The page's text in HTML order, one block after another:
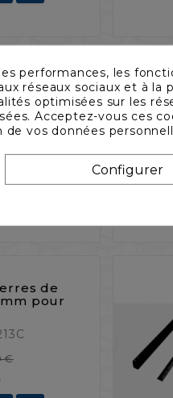
simple à
de
pour
€Prix de base
Prix
performances, les
réseaux sociaux et à la
optimisées sur les
Acceptez-vous ces
vos données
Configurer